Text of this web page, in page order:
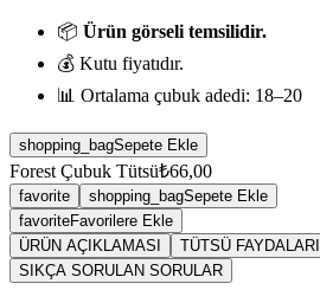
📦 Ürün görseli temsilidir.
💰 Kutu fiyatıdır.
📊 Ortalama çubuk adedi: 18–20
shopping_bagSepete Ekle
Forest Çubuk Tütsü₺66,00
favorite shopping_bagSepete Ekle
favoriteFavorilere Ekle
ÜRÜN AÇIKLAMASI
TÜTSÜ FAYDALARI
SIKÇA SORULAN SORULAR